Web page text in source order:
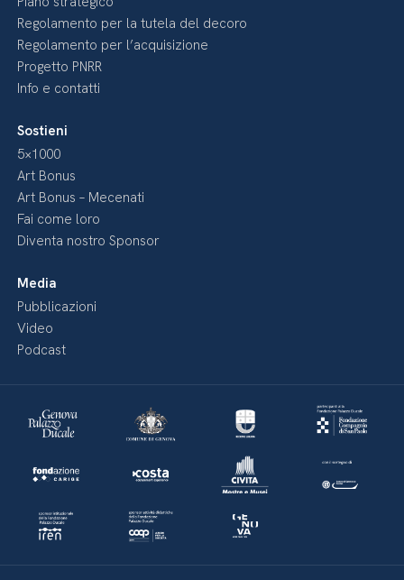
Regolamento per la tutela del decoro
Regolamento per l’acquisizione
Progetto PNRR
Info e contatti
Sostieni
5×1000
Art Bonus
Art Bonus – Mecenati
Fai come loro
Diventa nostro Sponsor
Media
Pubblicazioni
Video
Podcast